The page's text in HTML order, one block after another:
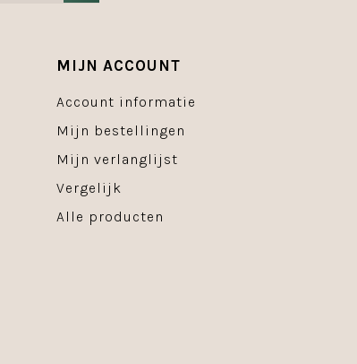
MIJN ACCOUNT
Account informatie
Mijn bestellingen
Mijn verlanglijst
Vergelijk
Alle producten